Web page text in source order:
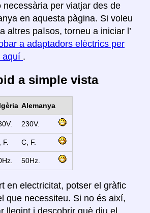
necessària per viatjar des de
en aquesta pàgina. Si voleu
altres països, torneu a iniciar l’
a adaptadors elèctrics per
aquí .
a simple vista
Alemanya
230V.
F. C, F.
50Hz.
en electricitat, potser el gràfic
que necessiteu. Si no és així,